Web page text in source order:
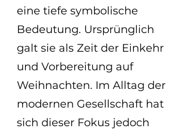
eine tiefe symbolische
Bedeutung. Ursprünglich
galt sie als Zeit der Einkehr
und Vorbereitung auf
Weihnachten. Im Alltag der
modernen Gesellschaft hat
sich dieser Fokus jedoch